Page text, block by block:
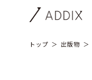
トップ 出版物